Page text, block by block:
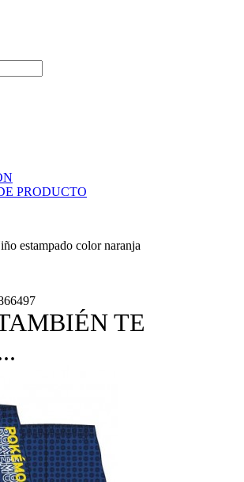
PRODUCTO
estampado color naranja
TE